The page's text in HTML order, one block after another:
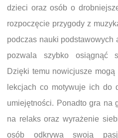
dzieci oraz osób o
rozpoczęcie przygody z
podczas nauki podstawowych
pozwala szybko osiągnąć
Dzięki temu nowicjusze
lekcjach co motywuje ich do
umiejętności. Ponadto gra na
na relaks oraz wyrażenie
osób odkrywa swoją